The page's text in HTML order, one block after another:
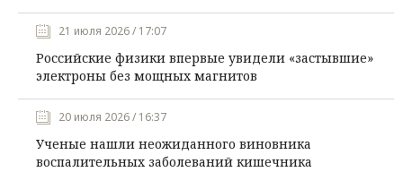
21 июля 2026 / 17:07
Российские физики впервые увидели «застывшие»
электроны без мощных магнитов
20 июля 2026 / 16:37
Ученые нашли неожиданного виновника
воспалительных заболеваний кишечника